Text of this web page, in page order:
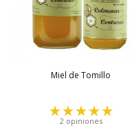
Miel de Tomillo
2 opiniones